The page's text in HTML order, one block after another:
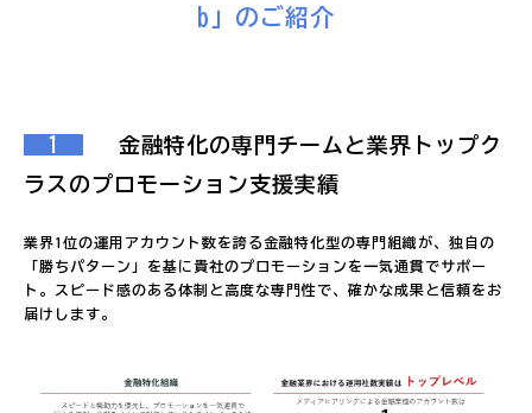
b」のご紹介
1
金融特化の専門チームと業界トップク
ラスのプロモーション支援実績
業界1位の運用アカウント数を誇る金融特化型の専門組織が、独自の
「勝ちパターン」を基に貴社のプロモーションを一気通貫でサポー
ト。スピード感のある体制と高度な専門性で、確かな成果と信頼をお
届けします。